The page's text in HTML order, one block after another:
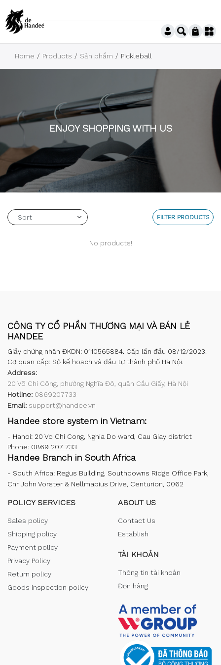
Home Products Sản phẩm Pickleball
ENJOY SHOPPING WITH US
FILTER PRODUCTS
No products!
CÔNG TY CỔ PHẦN THƯƠNG MẠI VÀ BÁN LẺ
HANDEE
Giấy chứng nhận ĐKDN: 0110565884. Cấp lần đầu 08/12/2023.
Cơ quan cấp: Sở kế hoạch và đầu tư thành phố Hà Nội.
Address:
20 Võ Chí Công, phường Nghĩa Đô, quận Cầu Giấy, Hà Nội
Hotline: 0869207733
Email: support@handee.vn
Handee store system in Vietnam:
- Hanoi: 20 Vo Chi Cong, Nghia Do ward, Cau Giay district
Phone: 0869 207 733
Handee Branch in South Africa
- South Africa: Regus Building, Southdowns Ridge Office Park,
Cnr John Vorster & Nellmapius Drive, Centurion, 0062
POLICY SERVICES
Sales policy
Shipping policy
Payment policy
Privacy Policy
Return policy
Goods inspection policy
ABOUT US
Contact Us
Establish
TÀI KHOẢN
Thông tin tài khoản
Đơn hàng